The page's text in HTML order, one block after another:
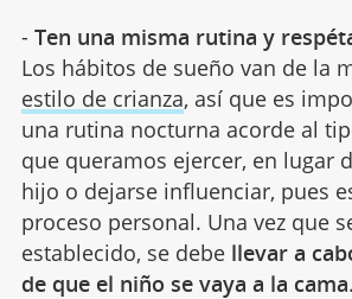
- Ten una misma rutina y
Los hábitos de sueño van de la
estilo de crianza, así que es
una rutina nocturna acorde al
que queramos ejercer, en lugar
hijo o dejarse influenciar, pues
proceso personal. Una vez que
establecido, se debe llevar a
de que el niño se vaya a la cama.